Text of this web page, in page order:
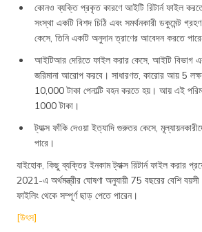
কোনও ব্যক্তি প্রকৃত কারণে আইটি রিটার্ন ফাইল
সংস্থা একটি বিশদ চিঠি এবং সমর্থনকারী ডকুমেন্ট
কেসে, তিনি একটি অনুদান ত্রাণের আবেদন করতে
আইটিআর দেরিতে ফাইল করার কেসে, আইটি বিভাগ
জরিমানা আরোপ করবে। সাধারণত, কারোর আয় 5 লক্ষ
10,000 টাকা পেনাল্টি বহন করতে হয়। আয় এই
1000 টাকা।
ট্যাক্স ফাঁকি দেওয়া ইত্যাদি গুরুতর কেসে,
পারে।
যাইহোক, কিছু ব্যক্তির ইনকাম ট্যাক্স রিটার্ন ফাইল করার
2021-এ অর্থমন্ত্রীর ঘোষণা অনুযায়ী 75 বছরের বেশি
ফাইলিং থেকে সম্পূর্ণ ছাড় পেতে পারেন।
[উৎস]